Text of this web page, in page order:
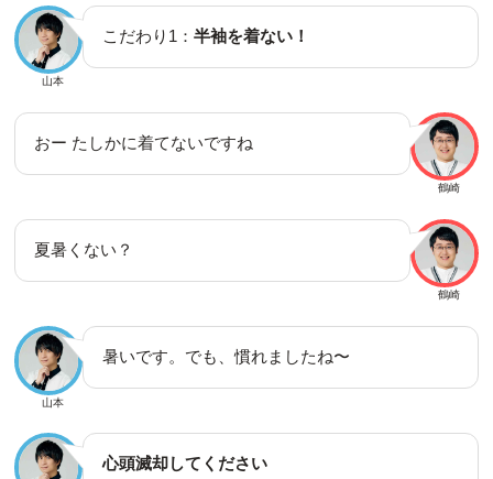
山本
こだわり1：半袖を着ない！
鶴崎
おー たしかに着てないですね
鶴崎
夏暑くない？
山本
暑いです。でも、慣れましたね〜
心頭滅却してください